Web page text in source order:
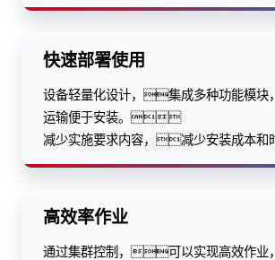
快速部署使用
设备轻量化设计，集成多种功能模
运输便于安装。
减少实施要求内容，减少安装成本
高效率作业
通过集群控制，可以实现高效作